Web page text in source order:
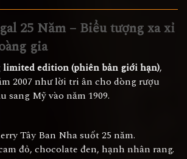
25 Năm – Biểu tượng xa xỉ
gia
limited edition (phiên bản giới hạn),
2007 như lời tri ân cho dòng rượu
sang Mỹ vào năm 1909.
Tây Ban Nha suốt 25 năm.
đỏ, chocolate đen, hạnh nhân rang.